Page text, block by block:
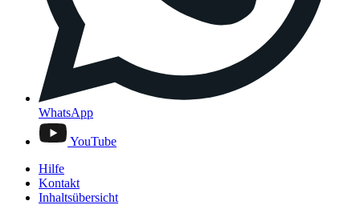
WhatsApp
YouTube
Hilfe
Kontakt
Inhaltsübersicht